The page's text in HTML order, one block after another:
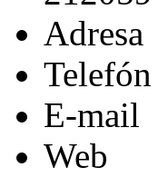
Adresa
Telefón
E-mail
Web